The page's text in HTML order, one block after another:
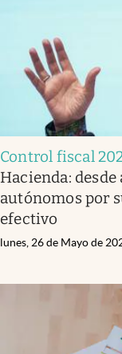
Control fiscal
Hacienda:
autónomos por
efectivo
lunes, 26 de Mayo de